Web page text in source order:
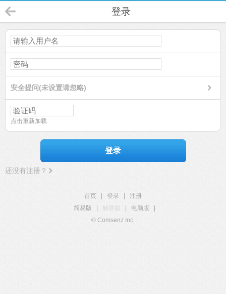
登录
安全提问(未设置请忽略)
点击重新加载
登录
还没有注册？
首页 登录
注册
简易版
触屏版 电脑版
© Comsenz Inc.